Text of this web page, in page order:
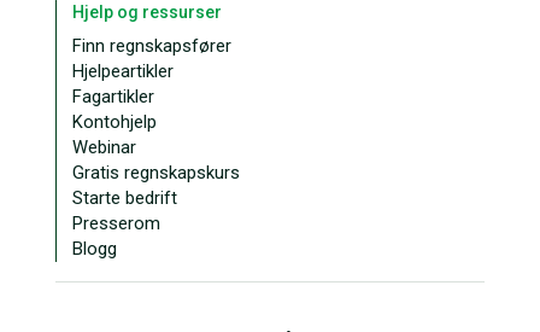
Hjelp og ressurser
Finn regnskapsfører
Hjelpeartikler
Fagartikler
Kontohjelp
Webinar
Gratis regnskapskurs
Starte bedrift
Presserom
Blogg